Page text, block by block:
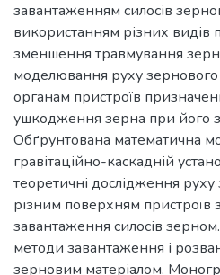
завантаженням силосів
використанням різних видів
зменшення травмування
моделювання руху
органам пристроїв
ушкодження зерна при його
Обґрунтована математична
гравітаційно-каскадній
теоретичні дослідження
різним поверхням пристроїв
завантаження силосів
методи завантаження і
зерновим матеріалом.